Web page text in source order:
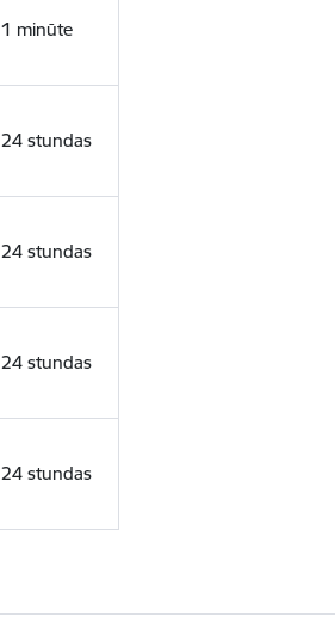
1 minūte
24 stundas
24 stundas
24 stundas
24 stundas